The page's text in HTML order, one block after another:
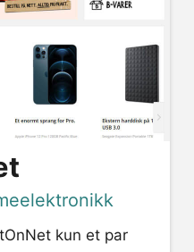
kun et par